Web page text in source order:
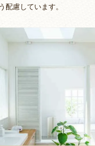
配慮しています。